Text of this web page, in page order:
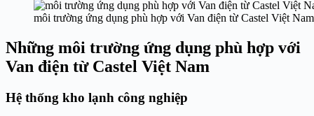
môi trường ứng dụng phù hợp với Van điện từ Castel Việt
Những môi trường ứng dụng phù hợp với
Van điện từ Castel Việt Nam
Hệ thống kho lạnh công nghiệp